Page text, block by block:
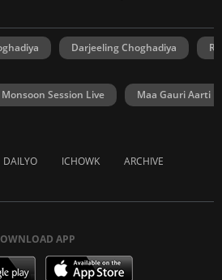
Darjeeling Choghadiya
Session Live Maa Gauri Aarti
DAILYO ICHOWK ARCHIVE
APP